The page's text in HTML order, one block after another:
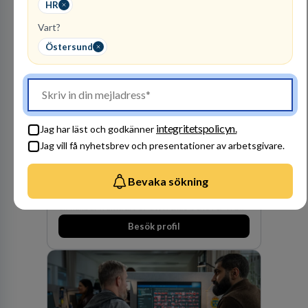
HR
Vart?
Östersund
Jag har läst och godkänner integritetspolicyn.
Jag vill få nyhetsbrev och presentationer av arbetsgivare.
Bevaka sökning
Vattenfall AB
ENERGI
lediga jobb
Visa jobb
En av våra främsta utmaningar är att hitta nya,
fler medarbetare som vill göra skillnad.
Besök profil